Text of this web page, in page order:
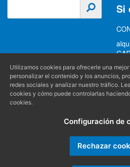
Si
Información
Política de privacidad
Condiciones generales
Utilizamos cookies para ofrecerle una
personalizar el contenido y los anuncios,
redes sociales y analizar nuestro tráfico.
cookies y cómo puede controlarlas
cookies.
Configuración de
Rechazar